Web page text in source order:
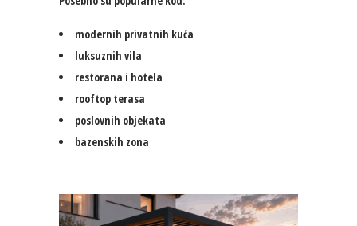
modernih privatnih kuća
luksuznih vila
restorana i hotela
rooftop terasa
poslovnih objekata
bazenskih zona